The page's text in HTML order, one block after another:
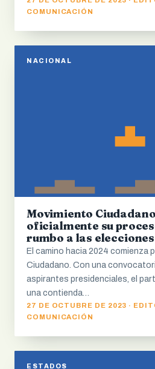
COMUNICACIÓN
NACIONAL
Movimiento
oficialmente su
rumbo a las
El camino hacia 2024 comienza
Ciudadano. Con una
aspirantes presidenciales, el
una contienda…
27 DE OCTUBRE DE 2023 ·
COMUNICACIÓN
ESTADOS